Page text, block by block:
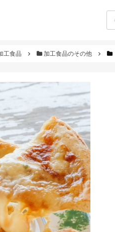
工食品 加工食品のその他